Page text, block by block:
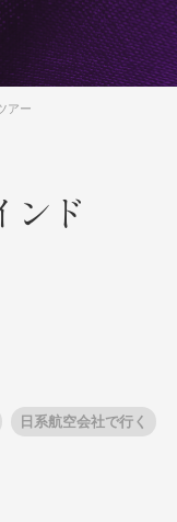
催行状況か
催行状況か
アー
ンド
日系航空会社で行く